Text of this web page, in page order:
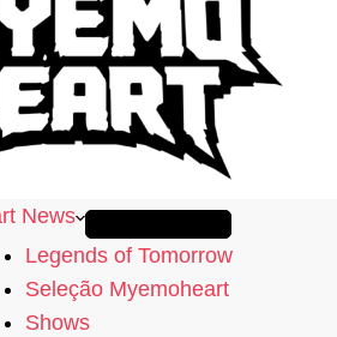
News
Legends of Tomorrow
Seleção Myemoheart
Shows